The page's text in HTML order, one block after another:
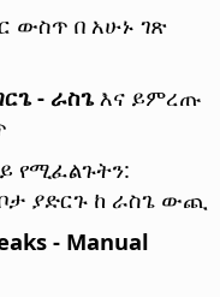
ውስጥ በ አሁኑ ገጽ
- ራስጌእና ይምረጡ
የሚፈልጉትን:
ያድርጉ ከ ራስጌ ውጪ
- Manual